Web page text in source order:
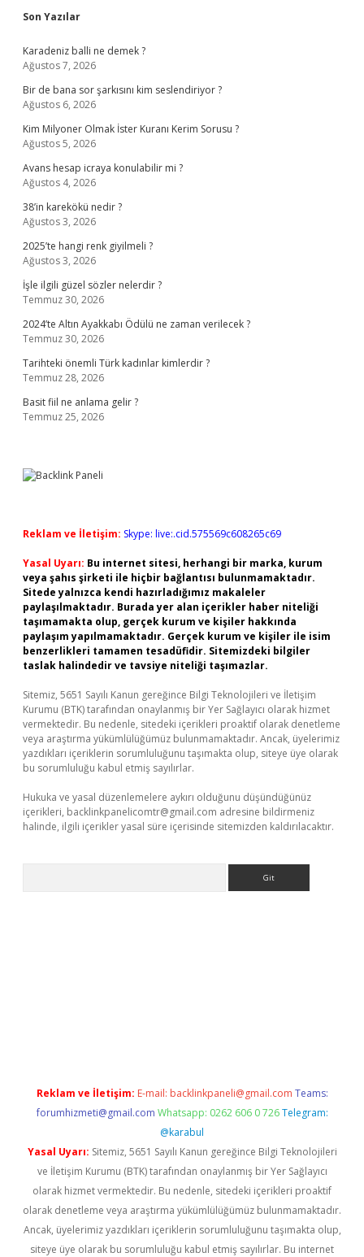
Sidebar
Son Yazılar
Karadeniz balli ne demek ?
Ağustos 7, 2026
Bir de bana sor şarkısını kim seslendiriyor ?
Ağustos 6, 2026
Kim Milyoner Olmak İster Kuranı Kerim Sorusu ?
Ağustos 5, 2026
Avans hesap icraya konulabilir mi ?
Ağustos 4, 2026
38’in karekökü nedir ?
Ağustos 3, 2026
2025’te hangi renk giyilmeli ?
Ağustos 3, 2026
İşle ilgili güzel sözler nelerdir ?
Temmuz 30, 2026
2024’te Altın Ayakkabı Ödülü ne zaman verilecek ?
Temmuz 30, 2026
Tarihteki önemli Türk kadınlar kimlerdir ?
Temmuz 28, 2026
Basit fiil ne anlama gelir ?
Temmuz 25, 2026
Reklam ve İletişim: Skype: live:.cid.575569c608265c69
Yasal Uyarı: Bu internet sitesi, herhangi bir marka, kurum
veya şahıs şirketi ile hiçbir bağlantısı bulunmamaktadır.
Sitede yalnızca kendi hazırladığımız makaleler
paylaşılmaktadır. Burada yer alan içerikler haber niteliği
taşımamakta olup, gerçek kurum ve kişiler hakkında
paylaşım yapılmamaktadır. Gerçek kurum ve kişiler ile isim
benzerlikleri tamamen tesadüfidir. Sitemizdeki bilgiler
taslak halindedir ve tavsiye niteliği taşımazlar.
Sitemiz, 5651 Sayılı Kanun gereğince Bilgi Teknolojileri ve İletişim
Kurumu (BTK) tarafından onaylanmış bir Yer Sağlayıcı olarak hizmet
vermektedir. Bu nedenle, sitedeki içerikleri proaktif olarak denetleme
veya araştırma yükümlülüğümüz bulunmamaktadır. Ancak, üyelerimiz
yazdıkları içeriklerin sorumluluğunu taşımakta olup, siteye üye olarak
bu sorumluluğu kabul etmiş sayılırlar.
Hukuka ve yasal düzenlemelere aykırı olduğunu düşündüğünüz
içerikleri, backlinkpanelicomtr@gmail.com adresine bildirmeniz
halinde, ilgili içerikler yasal süre içerisinde sitemizden kaldırılacaktır.
Reklam ve İletişim: E-mail: backlinkpaneli@gmail.com Teams:
forumhizmeti@gmail.com Whatsapp: 0262 606 0 726 Telegram:
@karabul
Yasal Uyarı: Sitemiz, 5651 Sayılı Kanun gereğince Bilgi Teknolojileri
ve İletişim Kurumu (BTK) tarafından onaylanmış bir Yer Sağlayıcı
olarak hizmet vermektedir. Bu nedenle, sitedeki içerikleri proaktif
olarak denetleme veya araştırma yükümlülüğümüz bulunmamaktadır.
Ancak, üyelerimiz yazdıkları içeriklerin sorumluluğunu taşımakta olup,
siteye üye olarak bu sorumluluğu kabul etmiş sayılırlar. Bu internet